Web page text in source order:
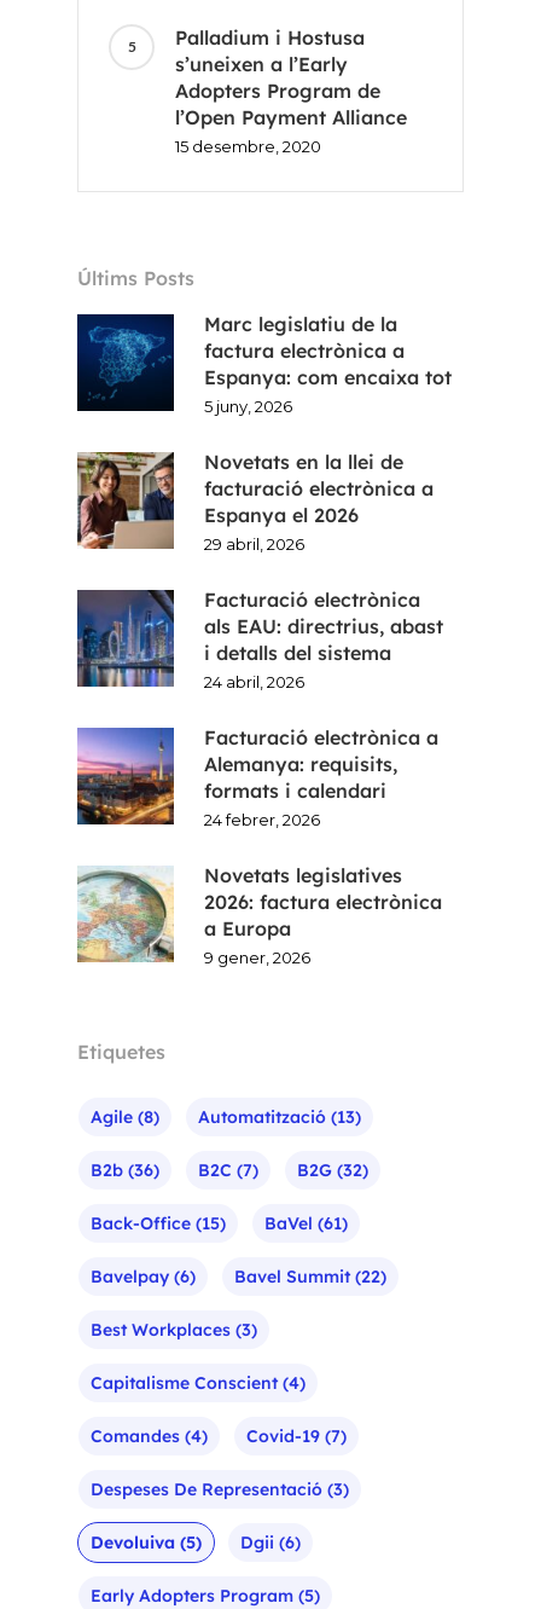
Palladium i Hostusa
s’uneixen a l’Early
Adopters Program de
l’Open Payment Alliance
15 desembre, 2020
Últims Posts
Marc legislatiu de la
factura electrònica a
Espanya: com encaixa tot
5 juny, 2026
Novetats en la llei de
facturació electrònica a
Espanya el 2026
29 abril, 2026
Facturació electrònica
als EAU: directrius, abast
i detalls del sistema
24 abril, 2026
Facturació electrònica a
Alemanya: requisits,
formats i calendari
24 febrer, 2026
Novetats legislatives
2026: factura electrònica
a Europa
9 gener, 2026
Etiquetes
Agile (8) Automatització (13)
B2b (36) B2C (7) B2G (32)
Back-Office (15) BaVel (61)
Bavelpay (6) Bavel Summit(22)
Best Workplaces (3)
Capitalisme Conscient(4)
Comandes (4) Covid-19 (7)
Despeses De Representació (3)
Devoluiva (5) Dgii (6)
Early Adopters Program (5)